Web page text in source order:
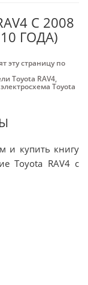
С 2008
ГОДА)
эту страницу по
Toyota RAV4,
Toyota
и купить книгу
Toyota RAV4 с